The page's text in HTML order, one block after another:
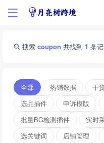
搜索 coupon 共找到 1 条
全部 热销数据 干
选品插件
申诉模版
批量BG检测插件
实时
选关键词
店铺管理